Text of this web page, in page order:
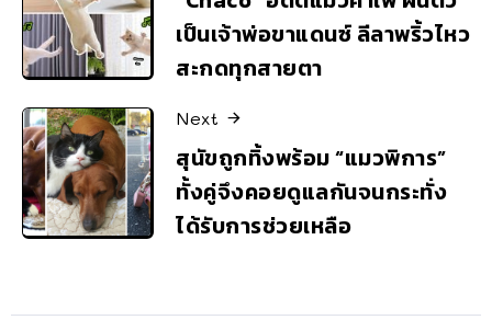
เป็นเจ้าพ่อขาแดนซ์ ลีลาพริ้วไหว
สะกดทุกสายตา
Next
สุนัขถูกทิ้งพร้อม “แมวพิการ”
ทั้งคู่จึงคอยดูแลกันจนกระทั่ง
ได้รับการช่วยเหลือ